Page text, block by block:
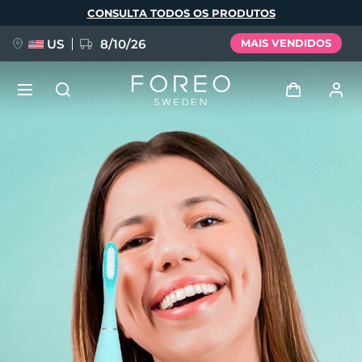
principal
CONSULTA TODOS OS PRODUTOS
US 8/10/26 MAIS VENDIDOS
Perfil de usuário
Meus aparelhos
Meus pedidos
Meus endereços
As minhas subscrições
NOVIDADE
FAQ™ Pure Beauty-Tech Elixir
BREAKING NEWS
issa™ Teeth Whitening Set
Deutsch
Español
Français
Italiano
Português
Svenska
Русский
简体中文 繁體中文